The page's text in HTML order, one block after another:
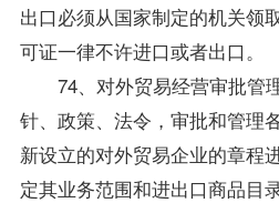
出口必须从国家制定的机关领
可证一律不许进口或者出口。
74、对外贸易经营审批管
针、政策、法令，审批和管理
新设立的对外贸易企业的章程
定其业务范围和进出口商品目录